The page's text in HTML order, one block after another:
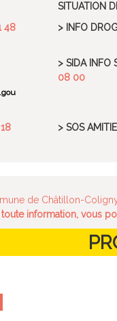
SITUATION
48
> INFO
> SIDA INFO
08 00
> SOS
de Châtillon-
toute information, vous